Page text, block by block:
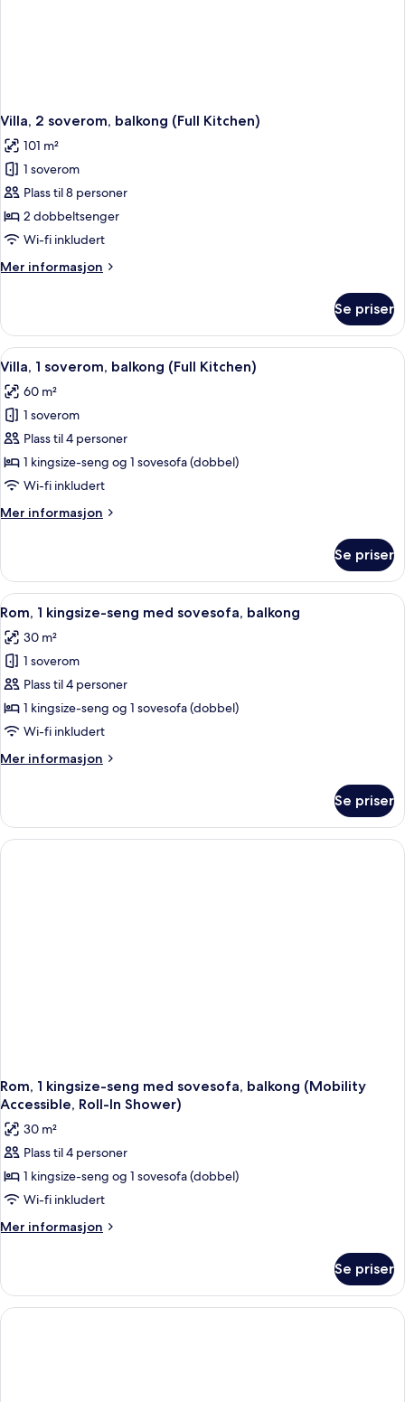
Villa, 2 soverom, balkong (Full Kitchen)
101 m²
1 soverom
Plass til 8 personer
2 dobbeltsenger
Wi-fi inkludert
Mer informasjon
Mer
2
soverom,
balkong
Kitchen)
Se priser
Åpne
alle
bildene
av
Villa,
1
soverom,
(Full
Villa, 1 soverom, balkong (Full
11
Villa, 1 soverom, balkong (Full Kitchen)
60 m²
1 soverom
Plass til 4 personer
1 kingsize-seng og 1 sovesofa (dobbel)
Wi-fi inkludert
Mer informasjon
Mer
1
soverom,
balkong
Kitchen)
Se priser
Åpne
alle
bildene
av
Rom,
1
kingsize-
med
Rom, 1 kingsize-seng med
6
Rom, 1 kingsize-seng med sovesofa, balkong
30 m²
1 soverom
Plass til 4 personer
1 kingsize-seng og 1 sovesofa (dobbel)
Wi-fi inkludert
Mer informasjon
Mer
1
kingsize-
seng
Se priser
Rom, 1 kingsize-seng med sovesofa, balkong (Mobility
Accessible, Roll-In Shower)
30 m²
Plass til 4 personer
1 kingsize-seng og 1 sovesofa (dobbel)
Wi-fi inkludert
Mer informasjon
Mer
1
kingsize-
seng
Se priser